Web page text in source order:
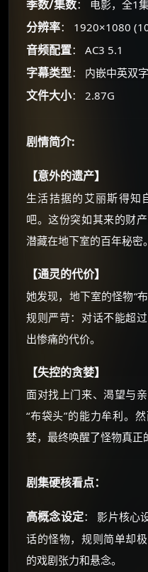
季数/集数： 电影，全1
分辨率： 1920×1080
音频配置： AC3 5.1
字幕类型： 内嵌中英双字
文件大小： 2.87G
剧情简介:
【意外的遗产】
生活拮据的艾丽斯得知
吧。这份突如其来的财
潜藏在地下室的百年秘密。
【通灵的代价】
她发现，地下室的怪物“
规则严苛：对话不能超
出惨痛的代价。
【失控的贪婪】
面对找上门来、渴望与
“布袋头”的能力牟利。
婪，最终唤醒了怪物真正
剧集硬核看点：
高概念设定： 影片核心
话的怪物，规则简单却
的戏剧张力和悬念。
🧧 福利领取站
你需要的各种
如夸克12个
还有支付宝现
⚡ 前往【